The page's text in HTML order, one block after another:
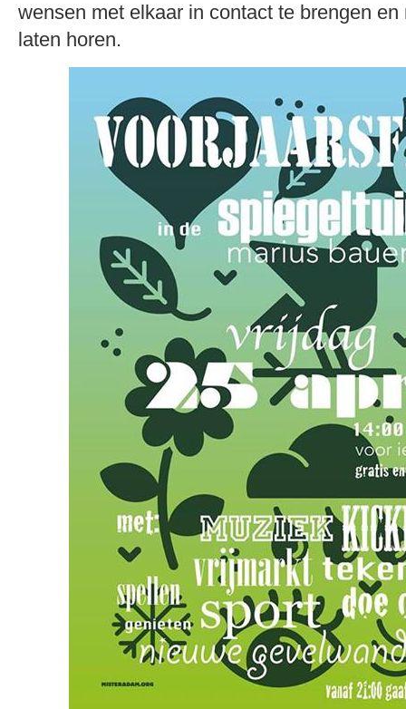
wensen met elkaar in contact te brengen
laten horen.